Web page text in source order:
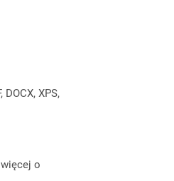
XPS,
o